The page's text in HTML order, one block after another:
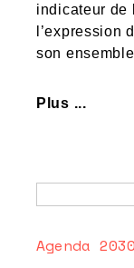
indicateur de
l’expression
son
Plus ...
Agenda 2030